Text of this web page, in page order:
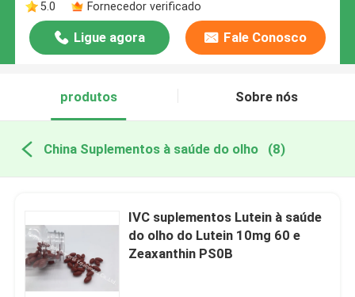
5.0
Fornecedor verificado
Ligue agora Fale Conosco
produtos Sobre nós
China Suplementos à saúde do olho (8)
IVC suplementos Lutein à saúde
do olho do Lutein 10mg 60 e
Zeaxanthin PS0B